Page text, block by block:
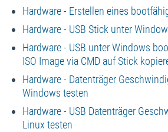
Hardware - Erstellen eines
Hardware - USB Stick unter
Hardware - USB unter Windows
ISO Image via CMD auf Stick
Hardware - Datenträger
Windows testen
Hardware - USB Datenträger
Linux testen